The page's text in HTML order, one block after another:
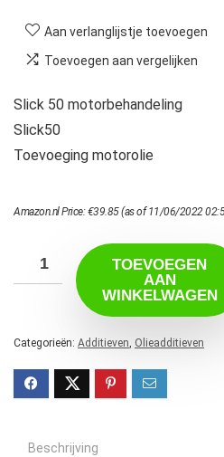
Aan verlanglijstje toevoegen
Toevoegen aan vergelijken
Slick 50 motorbehandeling
Slick50
Toevoeging motorolie
Amazon.nl Price:€39.85(as of 11/06/2022
TOEVOEGEN
AAN
WINKELWAGEN
Categorieën: Additieven, Olieadditieven
Beschrijving